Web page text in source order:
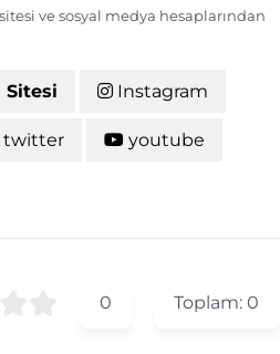
ve sosyal medya hesaplarından
Sitesi Instagram
twitter youtube
0 Toplam: 0